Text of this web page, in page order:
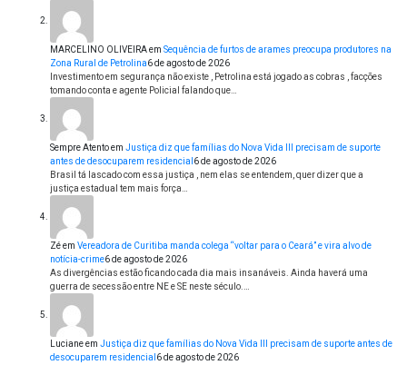
MARCELINO OLIVEIRAem Sequência de furtos de arames preocupa produtores na
Zona Rural de Petrolina6 de agosto de 2026
Investimento em segurança não existe , Petrolina está jogado as cobras , facções
tomando conta e agente Policial falando que…
Sempre Atentoem Justiça diz que famílias do Nova Vida III precisam de suporte
antes de desocuparem residencial 6 de agosto de 2026
Brasil tá lascado com essa justiça , nem elas se entendem, quer dizer que a
justiça estadual tem mais força…
Zéem Vereadora de Curitiba manda colega “voltar para o Ceará” e vira alvo de
notícia-crime6 de agosto de 2026
As divergências estão ficando cada dia mais insanáveis. Ainda haverá uma
guerra de secessão entre NE e SE neste século.…
Lucianeem Justiça diz que famílias do Nova Vida III precisam de suporte antes de
desocuparem residencial 6 de agosto de 2026